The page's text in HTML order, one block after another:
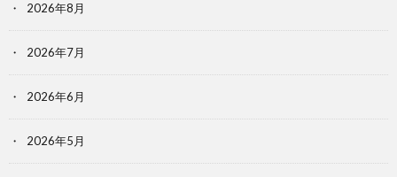
2026年8月
2026年7月
2026年6月
2026年5月